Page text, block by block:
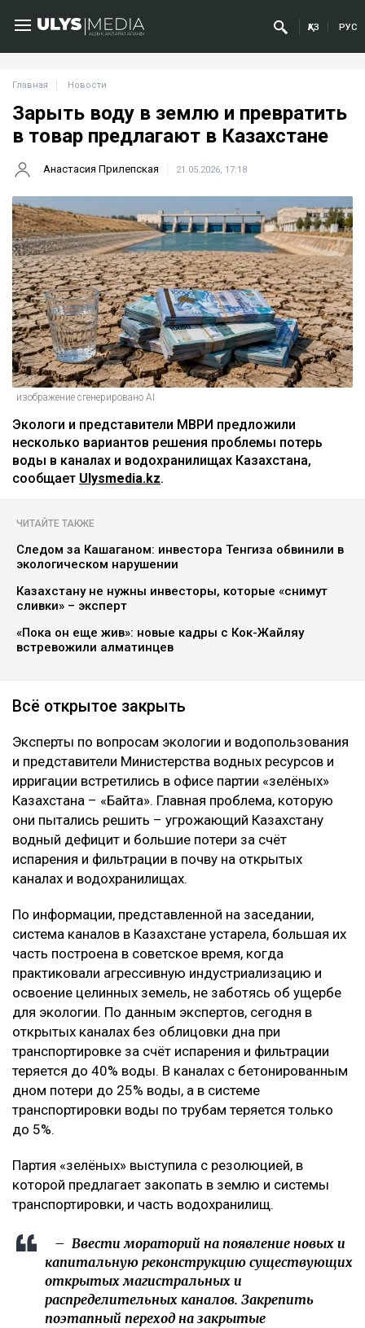
ҚАЗ РУС
Главная Новости
Зарыть воду в землю и превратить
в товар предлагают в Казахстане
Анастасия Прилепская 21.05.2026, 17:18
изображение сгенерировано AI
Экологи и представители МВРИ предложили
несколько вариантов решения проблемы потерь
воды в каналах и водохранилищах Казахстана,
сообщает Ulysmedia.kz.
ЧИТАЙТЕ ТАКЖЕ
Следом за Кашаганом: инвестора Тенгиза обвинили в
экологическом нарушении
Казахстану не нужны инвесторы, которые «снимут
сливки» – эксперт
«Пока он еще жив»: новые кадры с Кок-Жайляу
встревожили алматинцев
Всё открытое закрыть
Эксперты по вопросам экологии и водопользования
и представители Министерства водных ресурсов и
ирригации встретились в офисе партии «зелёных»
Казахстана – «Байтақ». Главная проблема, которую
они пытались решить – угрожающий Казахстану
водный дефицит и большие потери за счёт
испарения и фильтрации в почву на открытых
каналах и водохранилищах.
По информации, представленной на заседании,
система каналов в Казахстане устарела, большая их
часть построена в советское время, когда
практиковали агрессивную индустриализацию и
освоение целинных земель, не заботясь об ущербе
для экологии. По данным экспертов, сегодня в
открытых каналах без облицовки дна при
транспортировке за счёт испарения и фильтрации
теряется до 40% воды. В каналах с бетонированным
дном потери до 25% воды, а в системе
транспортировки воды по трубам теряется только
до 5%.
Партия «зелёных» выступила с резолюцией, в
которой предлагает закопать в землю и системы
транспортировки, и часть водохранилищ.
– Ввести мораторий на появление новых и
капитальную реконструкцию существующих
открытых магистральных и
распределительных каналов. Закрепить
поэтапный переход на закрытые